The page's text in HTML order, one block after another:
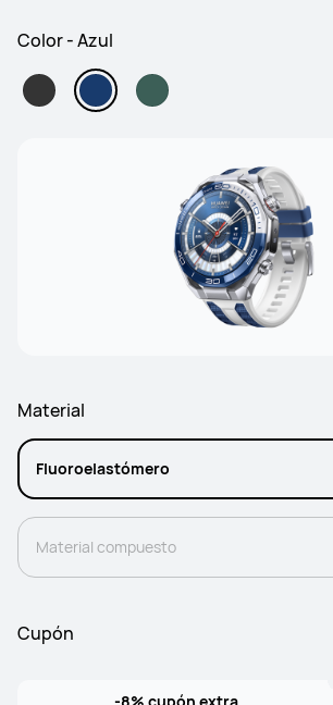
Color - Azul
Material
Fluoroelastómero
Material compuesto
Cupón